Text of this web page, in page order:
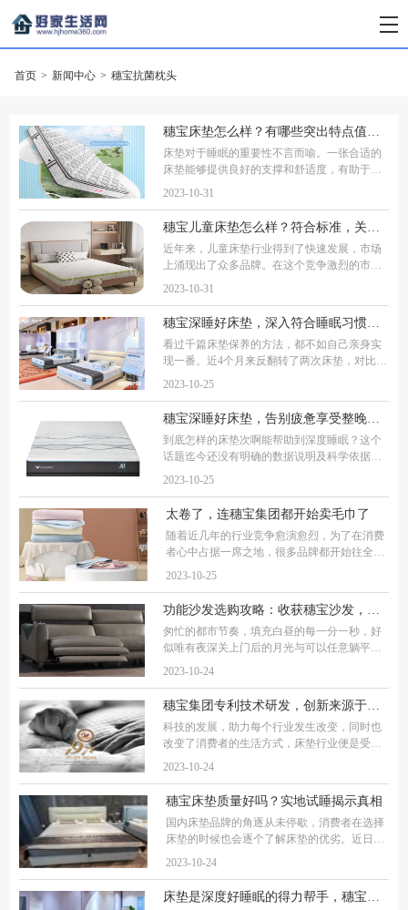
首页 > 新闻中心 > 穗宝抗菌枕头
床垫对于睡眠的重要性不言而喻。一张合适的
床垫能够提供良好的支撑和舒适度，有助于保
睡眠的质量和健康。 选择一个适合自己的床垫
2023-10-31
近年来，儿童床垫行业得到了快速发展，市场
上涌现出了众多品牌。在这个竞争激烈的市场
琳琅满目的儿童床垫，家长们如何挑选一款既
2023-10-31
看过千篇床垫保养的方法，都不如自己亲身实
现一番。近4个月来反翻转了两次床垫，对比前
眠感受的确不同。睡眠是恢复体力、元气的关
2023-10-25
到底怎样的床垫次啊能帮助到深度睡眠？这个
话题迄今还没有明确的数据说明及科学依据。
中的床垫更容易让身体获得放松，体会到沉浸
2023-10-25
太卷了，连穗宝集团都开始卖毛巾了
随着近几年的行业竞争愈演愈烈，为了在消费
者心中占据一席之地，很多品牌都开始往全品
期发现，做了52年睡眠寝具的穗宝集团，居然
2023-10-25
匆忙的都市节奏，填充白昼的每一分一秒，好
似唯有夜深关上门后的月光与可以任意躺平的
越多人的选择。本期小编结合选购穗宝沙发的
2023-10-24
科技的发展，助力每个行业发生改变，同时也
改变了消费者的生活方式，床垫行业便是受科
科技助力深度睡眠研究，生产出很多帮助消费
者
2023-10-24
穗宝床垫质量好吗？实地试睡揭示真相
国内床垫品牌的角逐从未停歇，消费者在选择
床垫的时候也会逐个了解床垫的优劣。近日，
穗宝床垫质量的讨论又在消费者群体中引起了
2023-10-24